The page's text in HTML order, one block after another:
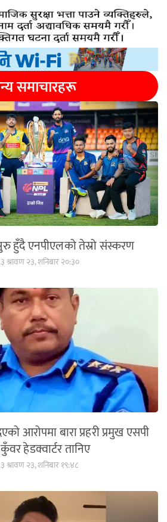
समाचारहरू
हुँदै एनपीएलको तेस्रो संस्करण
श्रावण २३, शनिबार २०:३०
आरोपमा बारा प्रहरी प्रमुख एसपी
कुँवर हेडक्वार्टर तानिए
श्रावण २३, शनिबार १९:४८